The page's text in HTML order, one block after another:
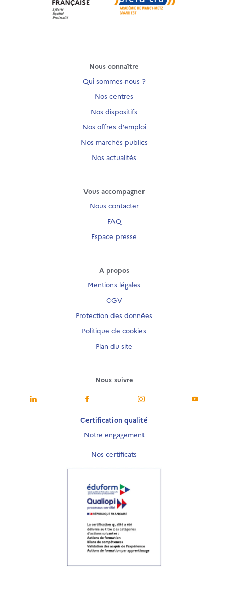
Nous connaître
Qui sommes-nous ?
Nos centres
Nos dispositifs
Nos offres d’emploi
Nos marchés publics
Nos actualités
Vous accompagner
Nous contacter
FAQ
Espace presse
A propos
Mentions légales
CGV
Protection des données
Politique de cookies
Plan du site
Nous suivre
Certification qualité
Notre engagement
Nos certificats